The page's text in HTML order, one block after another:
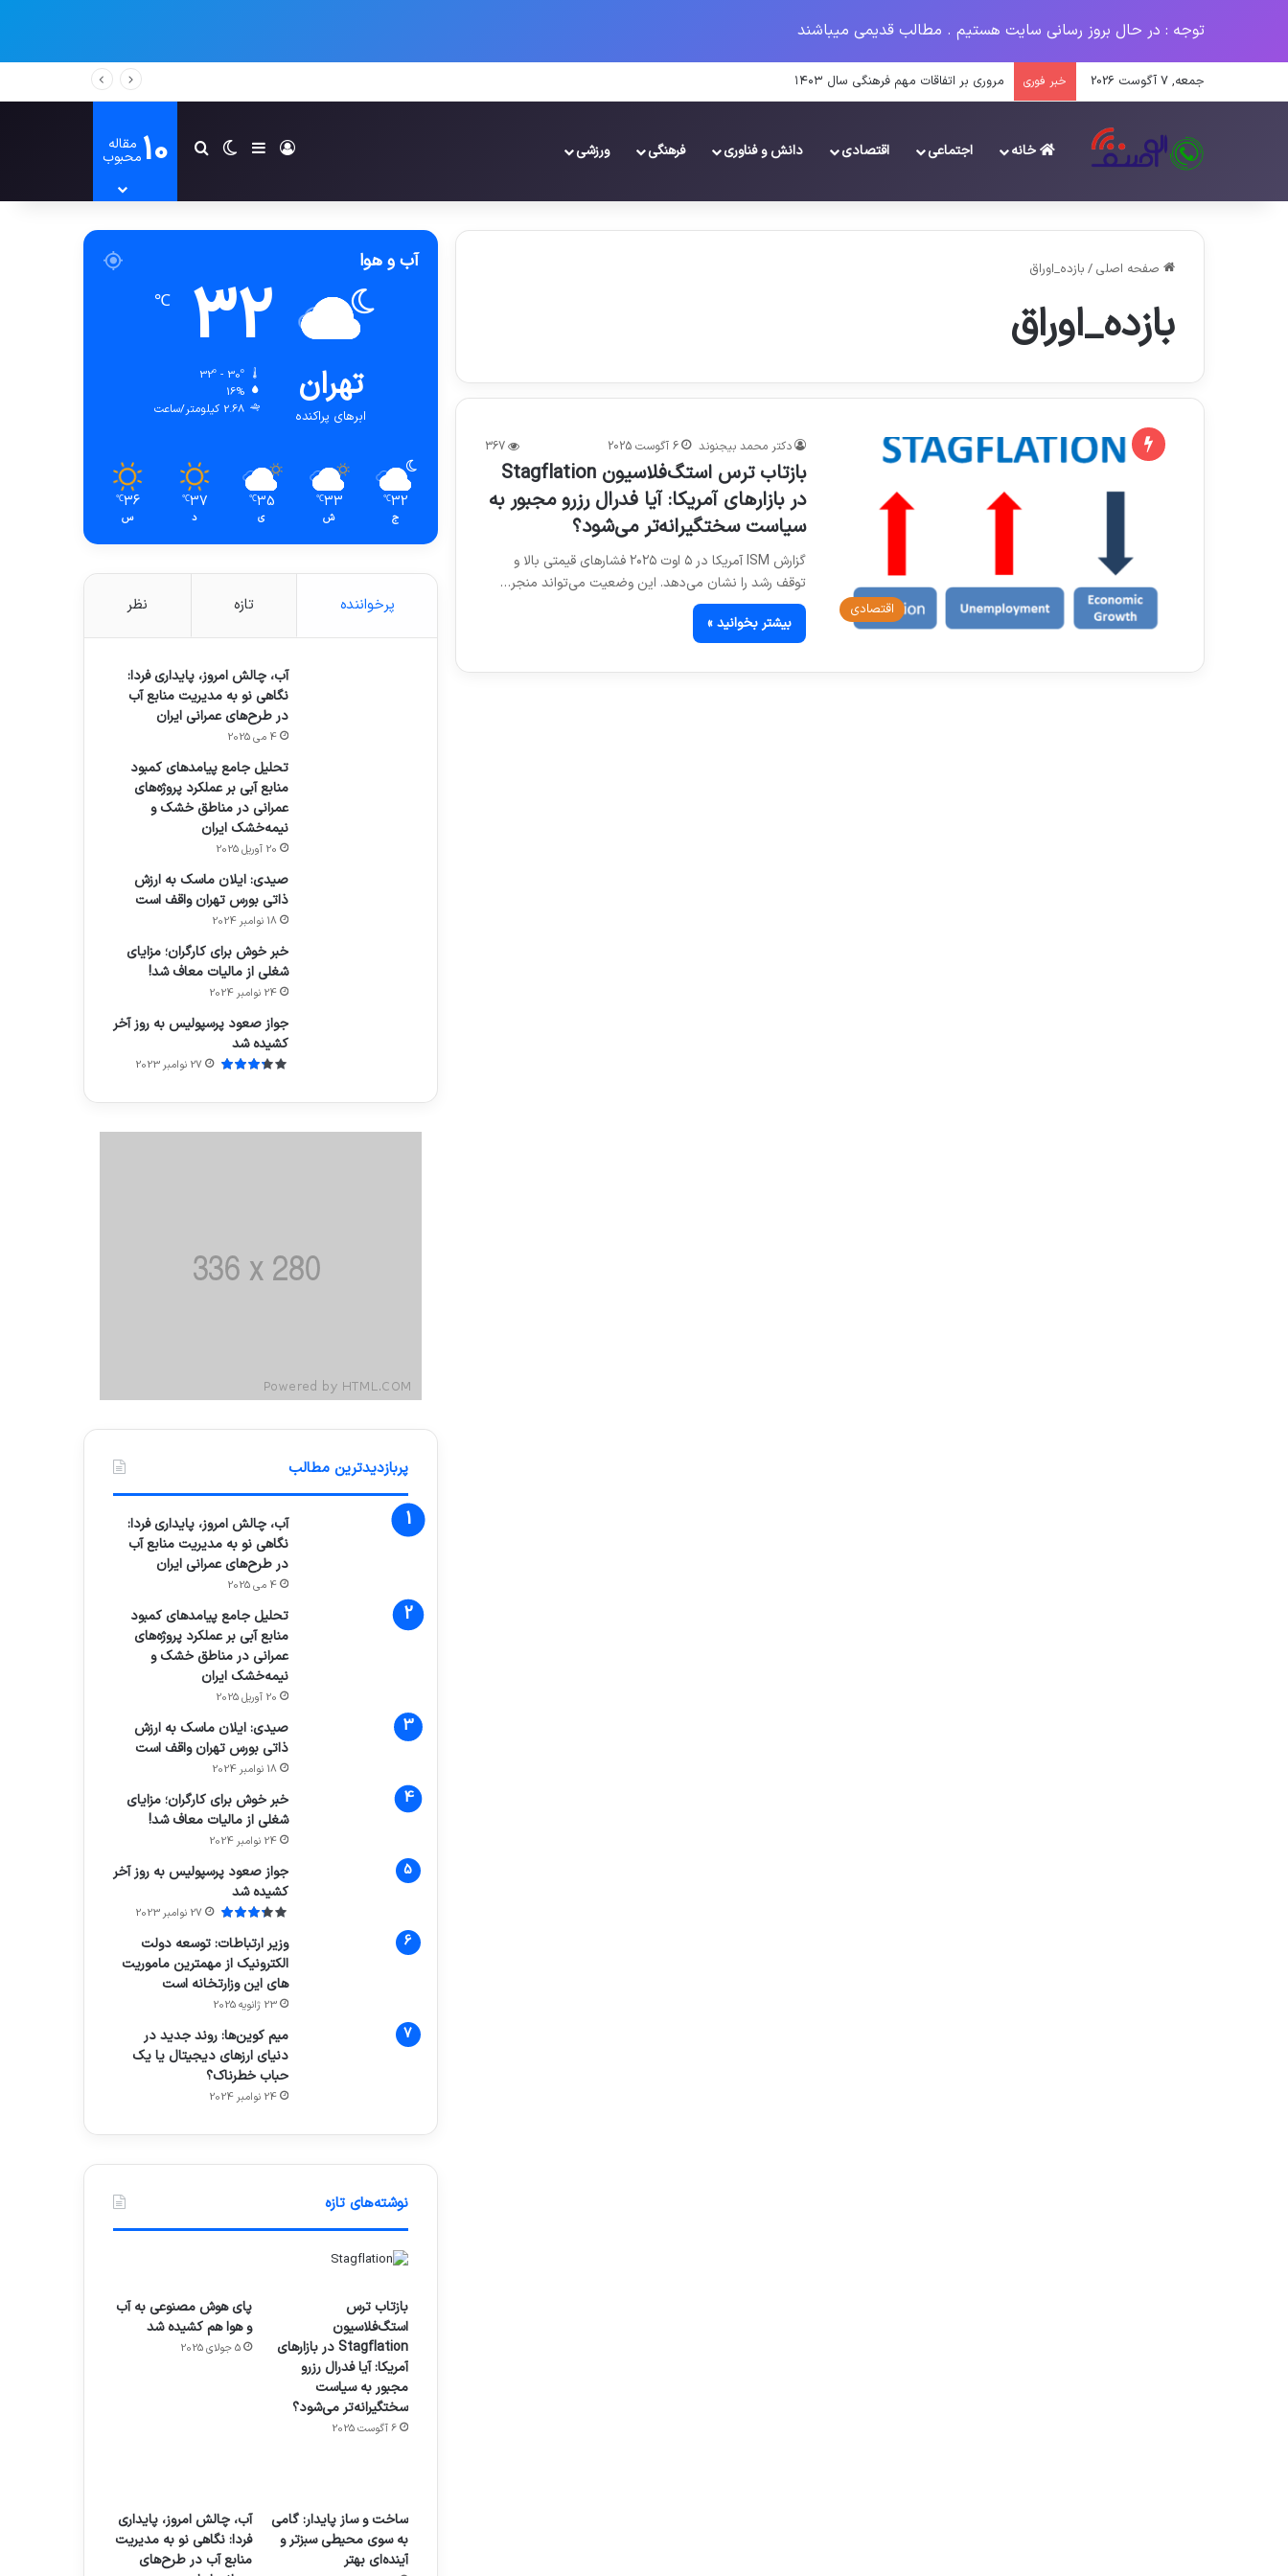
توجه : در حال بروز رسانی سایت هستیم . مطالب قدیمی میباشند
جمعه, 7 آگوست 2026 خبر فوری مروری بر اتفاقات مهم فرهنگی سال ۱۴۰۳
خانه اجتماعی اقتصادی دانش و فناوری فرهنگی ورزشی ورودسایدبارتغییر پوسته
جستجو برای
10 مقاله
محبوب
صفحه اصلی / بازده_اوراق‌
بازده_اوراق‌
اقتصادی
دکتر محمد بیجنوند 6 آگوست 2025 367
بازتاب ترس استگ‌فلاسیون Stagflation
در بازارهای آمریکا: آیا فدرال رزرو مجبور به
سیاست سختگیرانه‌تر می‌شود؟
گزارش ISM آمریکا در ۵ اوت ۲۰۲۵ فشارهای قیمتی بالا و
توقف رشد را نشان می‌دهد. این وضعیت می‌تواند منجر…
بیشتر بخوانید »
آب و هوا
تهران
ابرهای پراکنده
32
℃
32º - 30º
16%
2.68 کیلومتر/ساعت
32
℃
ج
33
℃
ش
35
℃
ی
37
℃
د
36
℃
س
پرخواننده تازه نظر
آب، چالش امروز، پایداری فردا:
نگاهی نو به مدیریت منابع آب
در طرح‌های عمرانی ایران
4 می 2025
تحلیل جامع پیامدهای کمبود
منابع آبی بر عملکرد پروژه‌های
عمرانی در مناطق خشک و
نیمه‌خشک ایران
20 آوریل 2025
صیدی: ایلان ماسک به ارزش
ذاتی بورس تهران واقف است
18 نوامبر 2024
خبر خوش برای کارگران؛ مزایای
شغلی از مالیات معاف شد!
24 نوامبر 2024
جواز صعود پرسپولیس به روز آخر
کشیده شد
27 نوامبر 2023
پربازدیدترین مطالب
آب، چالش امروز، پایداری فردا:
نگاهی نو به مدیریت منابع آب
در طرح‌های عمرانی ایران
4 می 2025
تحلیل جامع پیامدهای کمبود
منابع آبی بر عملکرد پروژه‌های
عمرانی در مناطق خشک و
نیمه‌خشک ایران
20 آوریل 2025
صیدی: ایلان ماسک به ارزش
ذاتی بورس تهران واقف است
18 نوامبر 2024
خبر خوش برای کارگران؛ مزایای
شغلی از مالیات معاف شد!
24 نوامبر 2024
جواز صعود پرسپولیس به روز آخر
کشیده شد
27 نوامبر 2023
وزیر ارتباطات: توسعه دولت
الکترونیک از مهمترین ماموریت
های این وزارتخانه است
23 ژانویه 2025
میم کوین‌ها: روند جدید در
دنیای ارزهای دیجیتال یا یک
حباب خطرناک؟
24 نوامبر 2024
نوشته‌های تازه
بازتاب ترس
استگ‌فلاسیون
Stagflation در بازارهای
آمریکا: آیا فدرال رزرو
مجبور به سیاست
سختگیرانه‌تر می‌شود؟
6 آگوست 2025
پای هوش مصنوعی به آب
و هوا هم کشیده شد
5 جولای 2025
ساخت و ساز پایدار: گامی
به سوی محیطی سبزتر و
آینده‌ای بهتر
آب، چالش امروز، پایداری
فردا: نگاهی نو به مدیریت
منابع آب در طرح‌های